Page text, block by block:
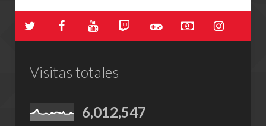
Visitas totales
6,012,547